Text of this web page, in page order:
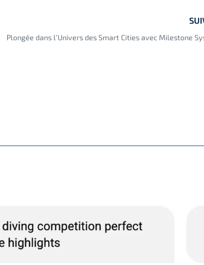
Plongée dans l’Univers des Smart Cities avec Milestone